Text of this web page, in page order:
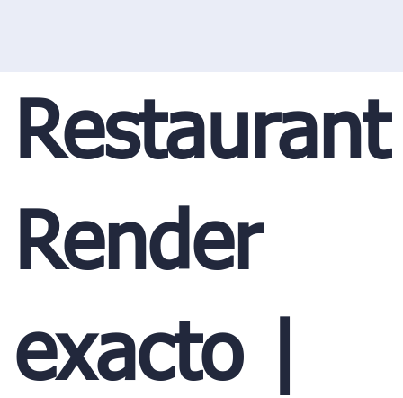
Restaurant
Render
exacto |